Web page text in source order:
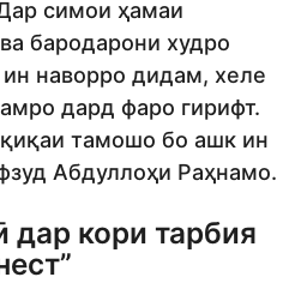
симои ҳамаи
бародарони худро
наворро дидам, хеле
дард фаро гирифт.
тамошо бо ашк ин
Абдуллоҳи Раҳнамо.
дар кори тарбия